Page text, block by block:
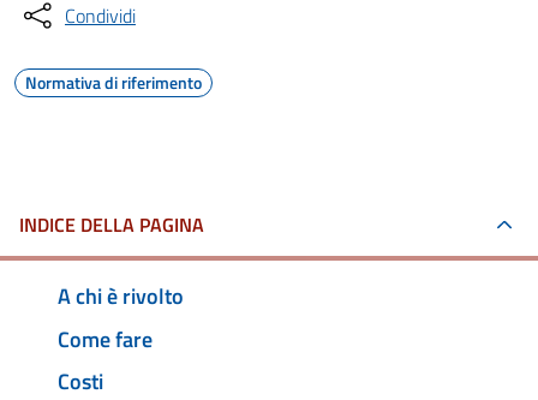
Condividi
Normativa di riferimento
INDICE DELLA PAGINA
A chi è rivolto
Come fare
Costi